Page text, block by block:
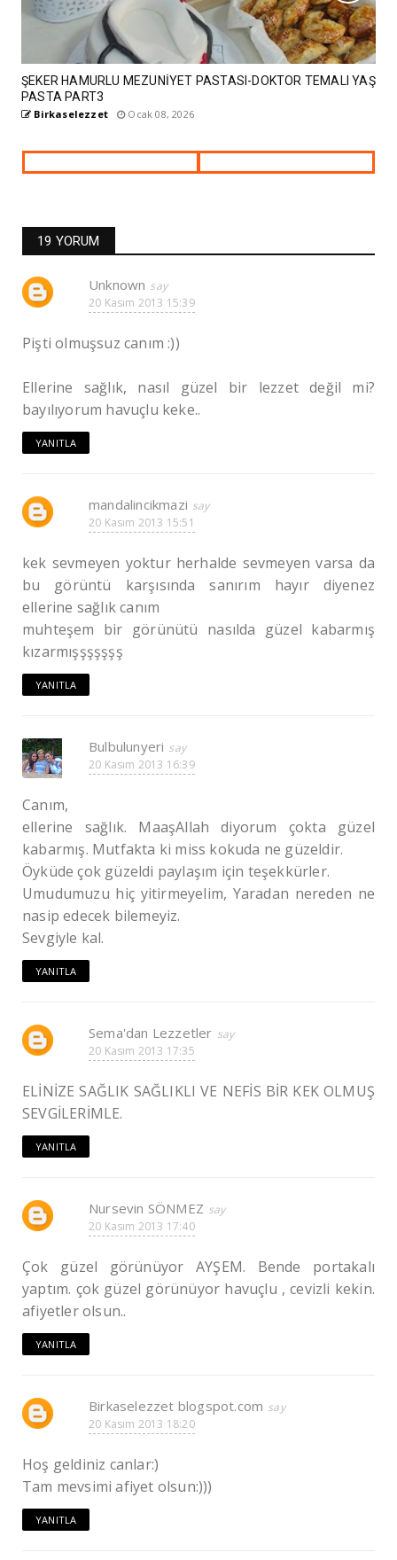
ŞEKER HAMURLU MEZUNİYET PASTASI-DOKTOR TEMALI YAŞ
PASTA PART3
Birkaselezzet Ocak 08, 2026
19 YORUM
Unknown
20 Kasım 2013 15:39
Pişti olmuşsuz canım :))
Ellerine sağlık, nasıl güzel bir lezzet değil mi?
bayılıyorum havuçlu keke..
YANITLA
mandalincikmazi
20 Kasım 2013 15:51
kek sevmeyen yoktur herhalde sevmeyen varsa da
bu görüntü karşısında sanırım hayır diyenez
ellerine sağlık canım
muhteşem bir görünütü nasılda güzel kabarmış
kızarmışşşşşşş
YANITLA
Bulbulunyeri
20 Kasım 2013 16:39
Canım,
ellerine sağlık. MaaşAllah diyorum çokta güzel
kabarmış. Mutfakta ki miss kokuda ne güzeldir.
Öyküde çok güzeldi paylaşım için teşekkürler.
Umudumuzu hiç yitirmeyelim, Yaradan nereden ne
nasip edecek bilemeyiz.
Sevgiyle kal.
YANITLA
Sema'dan Lezzetler
20 Kasım 2013 17:35
ELİNİZE SAĞLIK SAĞLIKLI VE NEFİS BİR KEK OLMUŞ
SEVGİLERİMLE.
YANITLA
Nursevin SÖNMEZ
20 Kasım 2013 17:40
Çok güzel görünüyor AYŞEM. Bende portakalı
yaptım. çok güzel görünüyor havuçlu , cevizli kekin.
afiyetler olsun..
YANITLA
Birkaselezzet blogspot.com
20 Kasım 2013 18:20
Hoş geldiniz canlar:)
Tam mevsimi afiyet olsun:)))
YANITLA